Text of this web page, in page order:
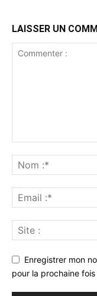
LAISSER UN
Enregistrer mon
pour la prochaine